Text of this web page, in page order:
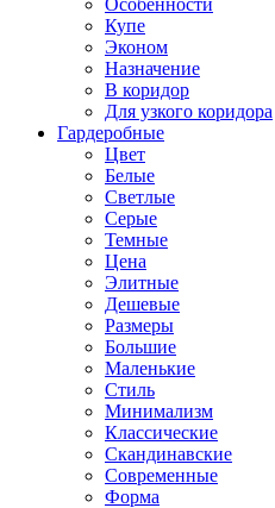
Особенности
Купе
Эконом
Назначение
В коридор
Для узкого коридора
Гардеробные
Цвет
Белые
Светлые
Серые
Темные
Цена
Элитные
Дешевые
Размеры
Большие
Маленькие
Стиль
Минимализм
Классические
Скандинавские
Современные
Форма